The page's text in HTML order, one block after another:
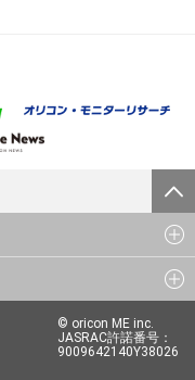
© oricon ME inc.
JASRAC許諾番号：
9009642140Y38026